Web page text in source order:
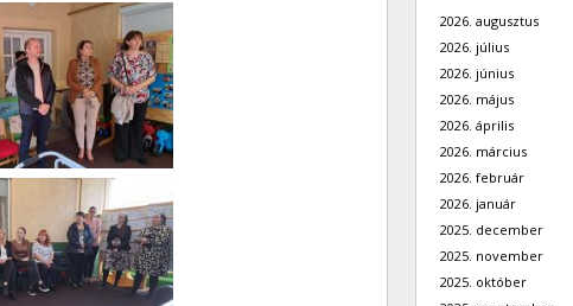
2026. augusztus
2026. július
2026. június
2026. május
2026. április
2026. március
2026. február
2026. január
2025. december
2025. november
2025. október